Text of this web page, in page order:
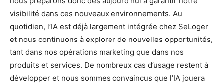
visibilité dans ces nouveaux environnements. Au
quotidien, l’IA est déjà largement intégrée chez SeLoger
et nous continuons à explorer de nouvelles opportunités,
tant dans nos opérations marketing que dans nos
produits et services. De nombreux cas d’usage restent à
développer et nous sommes convaincus que l’IA jouera